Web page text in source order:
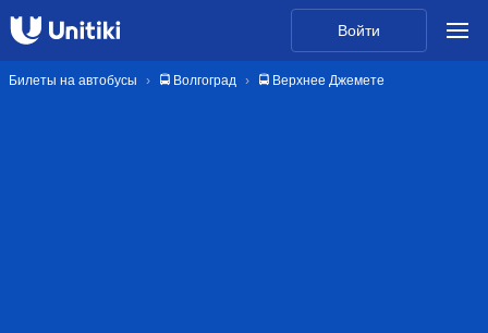
Войти
Билеты на автобусы 🚍 Волгоград 🚍 Верхнее Джемете